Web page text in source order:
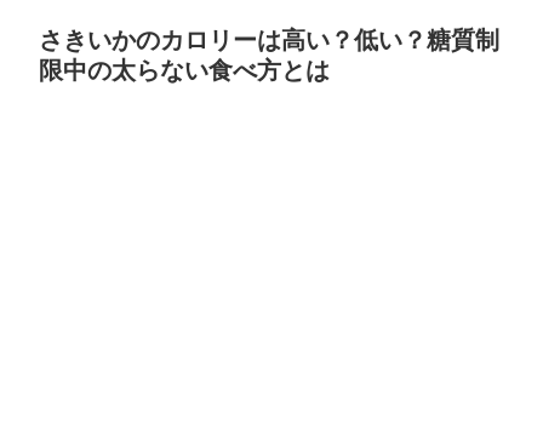
さきいかのカロリーは高い？低い？糖質制
限中の太らない食べ方とは